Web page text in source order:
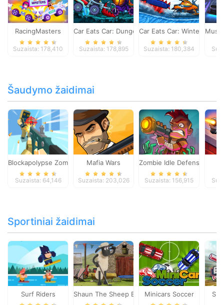
RacingMasters
Suzaista: 178,410
Car Eats Car: Dungeon Adventure
Suzaista: 178,895
Car Eats Car: Winter
Suzaista: 180,384
Šaudymo žaidimai
Blockapolypse Zombie Shooter
Suzaista: 64,146
Mafia Wars
Suzaista: 203,026
Zombie Idle Defense
Suzaista: 156,915
Sportiniai žaidimai
Surf Riders Shaun The Sheep Baahmy GolfMinicars Soccer